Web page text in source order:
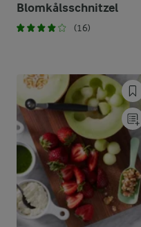
Blomkålsschnitzel
(16)